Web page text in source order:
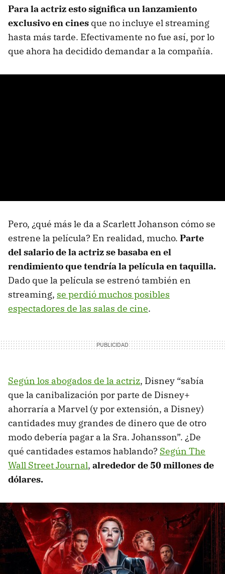
Para la actriz esto significa un lanzamiento
exclusivo en cines que no incluye el streaming
hasta más tarde. Efectivamente no fue así, por lo
que ahora ha decidido demandar a la compañía.
Pero, ¿qué más le da a Scarlett Johanson cómo se
estrene la película? En realidad, mucho. Parte
del salario de la actriz se basaba en el
rendimiento que tendría la película en taquilla.
Dado que la película se estrenó también en
streaming, se perdió muchos posibles
espectadores de las salas de cine.
Según los abogados de la actriz, Disney “sabía
que la canibalización por parte de Disney+
ahorraría a Marvel (y por extensión, a Disney)
cantidades muy grandes de dinero que de otro
modo debería pagar a la Sra. Johansson”. ¿De
qué cantidades estamos hablando? Según The
Wall Street Journal, alrededor de 50 millones de
dólares.